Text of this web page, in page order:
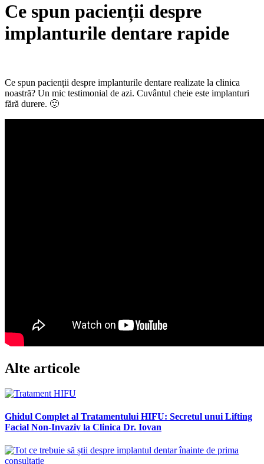
Ce spun pacienții despre
implanturile dentare rapide
Ce spun pacienții despre implanturile dentare realizate la clinica
noastră? Un mic testimonial de azi. Cuvântul cheie este implanturi
fără durere. 🙂
Alte articole
Ghidul Complet al Tratamentului HIFU: Secretul unui Lifting
Facial Non-Invaziv la Clinica Dr. Iovan